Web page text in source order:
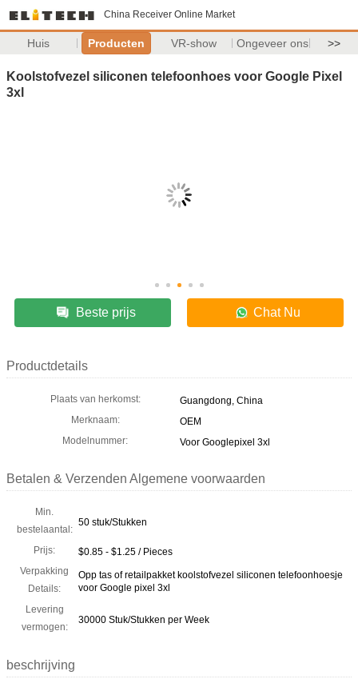
China Receiver Online Market
Huis Producten VR-show Ongeveer ons >>
Koolstofvezel siliconen telefoonhoes voor Google Pixel
3xl
Beste prijs Chat Nu
Productdetails
Plaats van herkomst:
Guangdong, China
Merknaam:
OEM
Modelnummer:
Voor Googlepixel 3xl
Betalen & Verzenden Algemene voorwaarden
Min.
bestelaantal:
50 stuk/Stukken
Prijs:
$0.85 - $1.25 / Pieces
Verpakking
Details:
Opp tas of retailpakket koolstofvezel siliconen telefoonhoesje
voor Google pixel 3xl
Levering
vermogen:
30000 Stuk/Stukken per Week
beschrijving